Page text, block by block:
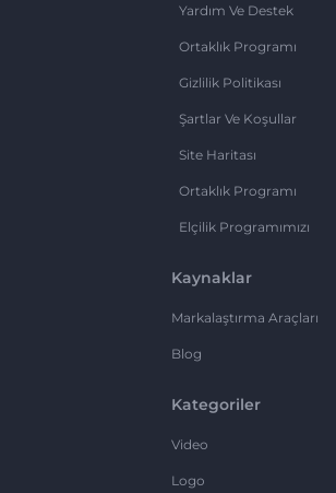
Yardım Ve Destek
Ortaklık Programı
Gizlilik Politikası
Şartlar Ve Koşullar
Site Haritası
Ortaklık Programı
Elçilik Programımızı
Kaynaklar
Markalaştırma Araçları
Blog
Kategoriler
Video
Logo